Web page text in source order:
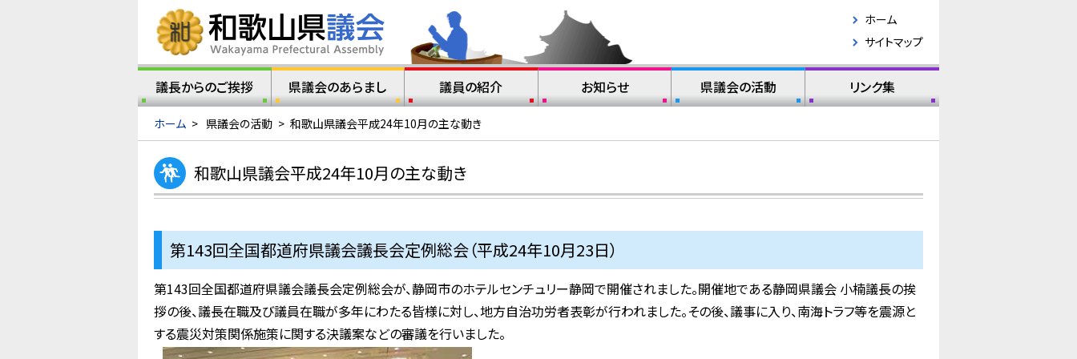
ホーム
サイトマップ
議長からのご挨拶 県議会のあらまし 議員の紹介 お知らせ 県議会の活動 リンク集
ホーム > 県議会の活動 > 和歌山県議会平成24年10月の主な動き
和歌山県議会平成24年10月の主な動き
第143回全国都道府県議会議長会定例総会（平成24年10月23日）
第143回全国都道府県議会議長会定例総会が、静岡市のホテルセンチュリー静岡で開催されました。開催地である静岡県議会 小楠議長の挨
拶の後、議長在職及び議員在職が多年にわたる皆様に対し、地方自治功労者表彰が行われました。その後、議事に入り、南海トラフ等を震源と
する震災対策関係施策に関する決議案などの審議を行いました。